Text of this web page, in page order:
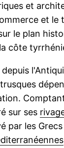
et
et le
le plan
côte
depuis
sur ses
par les